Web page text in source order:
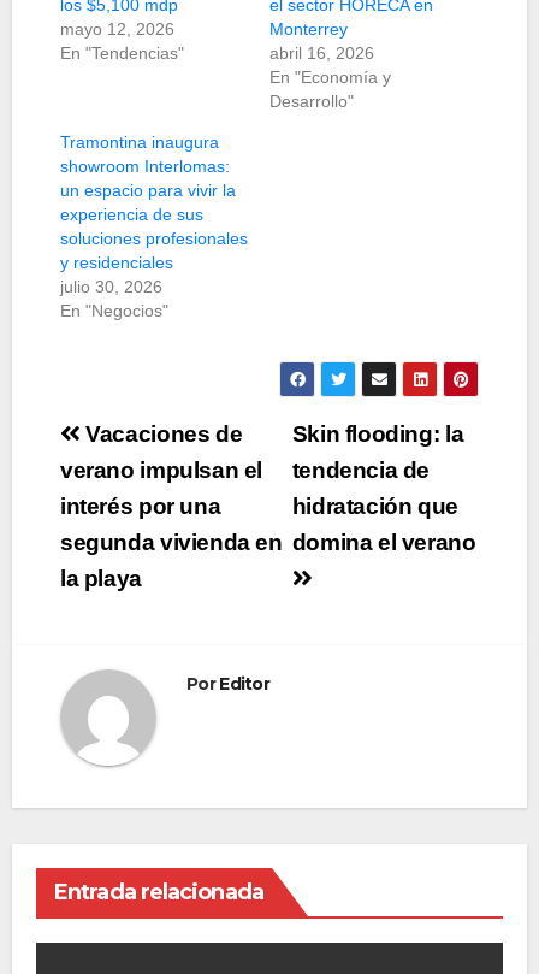
los $5,100 mdp
mayo 12, 2026
En "Tendencias"
el sector HORECA en
Monterrey
abril 16, 2026
En "Economía y
Desarrollo"
Tramontina inaugura
showroom Interlomas:
un espacio para vivir la
experiencia de sus
soluciones profesionales
y residenciales
julio 30, 2026
En "Negocios"
Navegación
de
entradas
Skin flooding: la
tendencia de
hidratación que
domina el verano
Vacaciones de
verano impulsan el
interés por una
segunda vivienda en
la playa
PorEditor
Entrada relacionada